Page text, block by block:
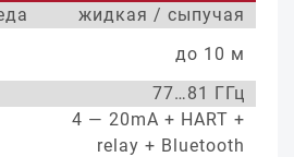
жидкая / сыпучая
до 10 м
77…81 ГГц
4 — 20mA + HART +
relay + Bluetooth